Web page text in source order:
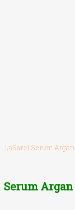
LaSarel Serum
Serum